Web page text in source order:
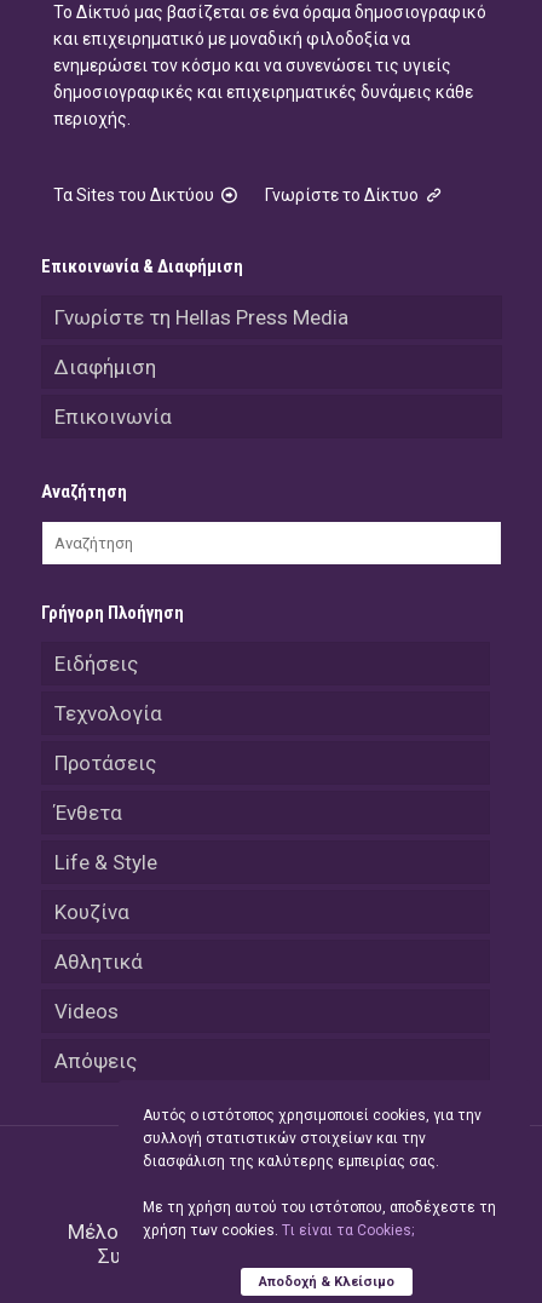
Το Δίκτυό μας βασίζεται σε ένα όραμα δημοσιογραφικό
και επιχειρηματικό με μοναδική φιλοδοξία να
ενημερώσει τον κόσμο και να συνενώσει τις υγιείς
δημοσιογραφικές και επιχειρηματικές δυνάμεις κάθε
περιοχής.
Τα Sites του Δικτύου Γνωρίστε το Δίκτυο
Επικοινωνία & Διαφήμιση
Γνωρίστε τη Hellas Press Media
Διαφήμιση
Επικοινωνία
Αναζήτηση
Γρήγορη Πλοήγηση
Ειδήσεις
Τεχνολογία
Προτάσεις
Ένθετα
Life & Style
Κουζίνα
Αθλητικά
Videos
Απόψεις
Μέλος του Δικτύου τηςHellas Press Media
Συντήρηση και Ανάπτυξη
Αυτός ο ιστότοπος χρησιμοποιεί cookies, για την
συλλογή στατιστικών στοιχείων και την
διασφάλιση της καλύτερης εμπειρίας σας.
Με τη χρήση αυτού του ιστότοπου, αποδέχεστε τη
χρήση των cookies. Tι είναι τα Cookies;
Αποδοχή & Κλείσιμο